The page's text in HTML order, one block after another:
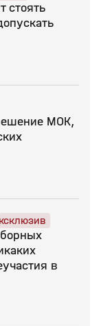
стоять
МОК,
в